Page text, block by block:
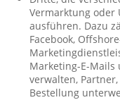
Vermarktung oder
ausführen. Dazu
Facebook,
Marketing-E-Mails
verwalten,
Bestellung